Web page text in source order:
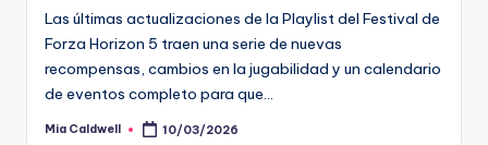
Las últimas actualizaciones de la Playlist del Festival de
Forza Horizon 5 traen una serie de nuevas
recompensas, cambios en la jugabilidad y un calendario
de eventos completo para que…
Posted
Mia Caldwell 10/03/2026